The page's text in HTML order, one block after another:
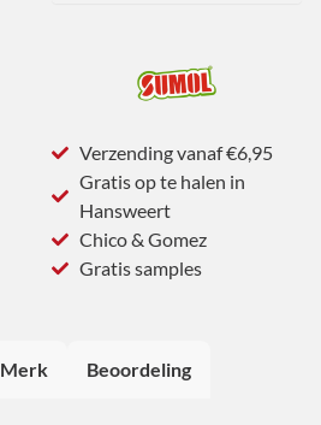
Verzending vanaf €6,95
Gratis op te halen in
Hansweert
Chico & Gomez
Gratis samples
Merk Beoordeling